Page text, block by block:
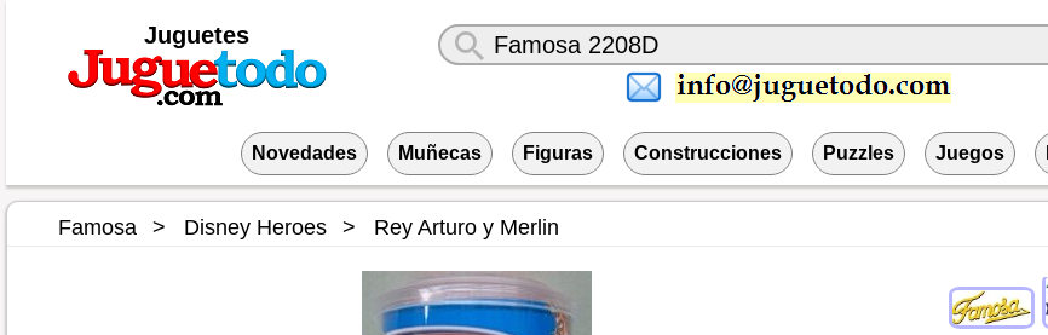
Juguetes
Novedades Muñecas Figuras Construcciones Puzzles Juegos
Famosa Disney Heroes Rey Arturo y Merlin